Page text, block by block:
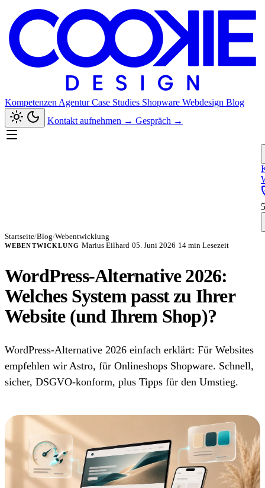
Kompetenzen AgenturCase Studies Shopware Webdesign Blog
Kontakt aufnehmen → Gespräch →
Startseite/Blog/Webentwicklung
WEBENTWICKLUNG Marius Eilhard 05. Juni 2026 14 min Lesezeit
WordPress-Alternative 2026:
Welches System passt zu Ihrer
Website (und Ihrem Shop)?
WordPress-Alternative 2026 einfach erklärt: Für Websites
empfehlen wir Astro, für Onlineshops Shopware. Schnell,
sicher, DSGVO-konform, plus Tipps für den Umstieg.